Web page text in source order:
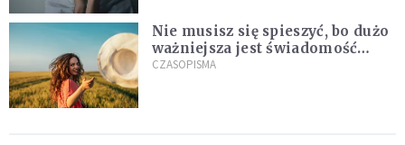
Nie musisz się spieszyć, bo dużo
ważniejsza jest świadomość
kierunku
CZASOPISMA